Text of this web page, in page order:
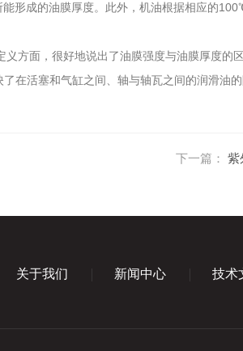
形成的油膜厚度。此外，机油根据相应的
方面，很好地说出了油膜强度与油膜厚度的
在活塞和气缸之间、轴与轴瓦之间的润滑油
下一篇： 紫
关于我们 新闻中心 技术